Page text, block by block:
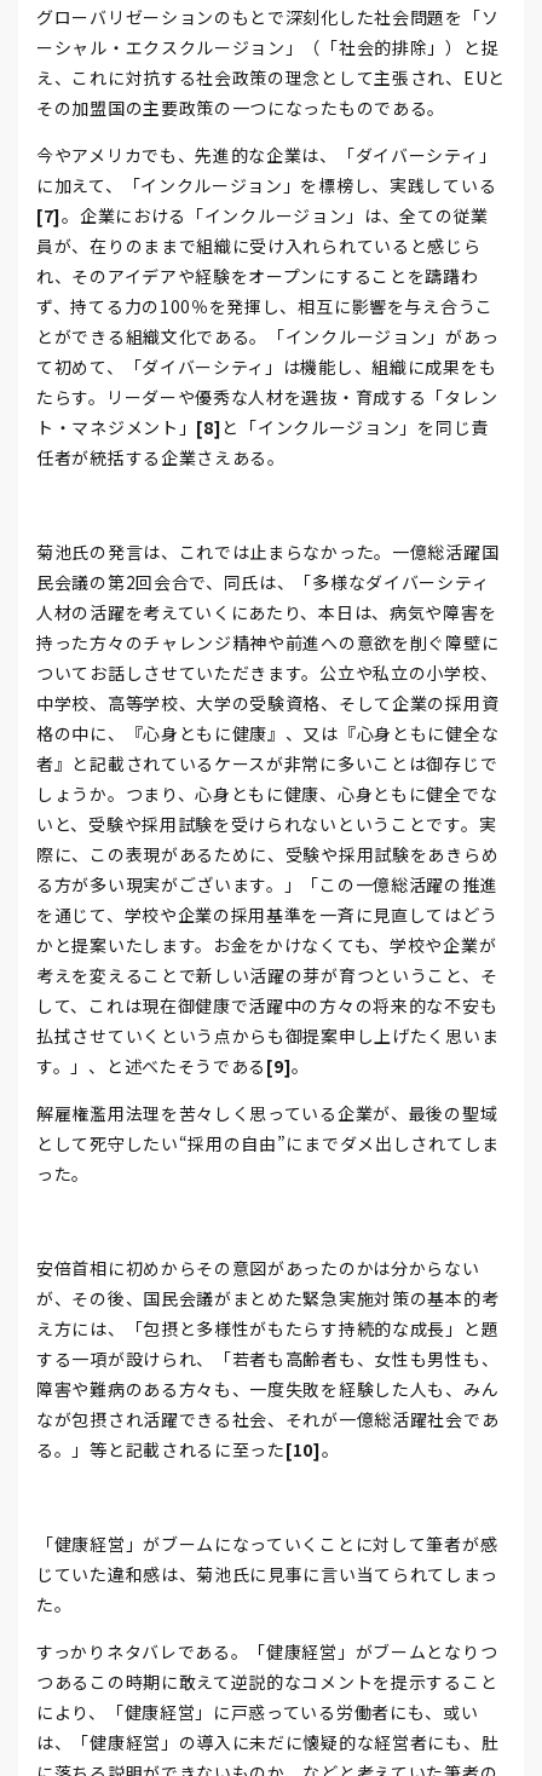
グローバリゼーションのもとで深刻化した社会問題を「ソ
ーシャル・エクスクルージョン」（「社会的排除」）と捉
え、これに対抗する社会政策の理念として主張され、EUと
その加盟国の主要政策の一つになったものである。
今やアメリカでも、先進的な企業は、「ダイバーシティ」
に加えて、「インクルージョン」を標榜し、実践している
[7]。企業における「インクルージョン」は、全ての従業
員が、在りのままで組織に受け入れられていると感じら
れ、そのアイデアや経験をオープンにすることを躊躇わ
ず、持てる力の100％を発揮し、相互に影響を与え合うこ
とができる組織文化である。「インクルージョン」があっ
て初めて、「ダイバーシティ」は機能し、組織に成果をも
たらす。リーダーや優秀な人材を選抜・育成する「タレン
ト・マネジメント」 [8]と「インクルージョン」を同じ責
任者が統括する企業さえある。
菊池氏の発言は、これでは止まらなかった。一億総活躍国
民会議の第2回会合で、同氏は、「多様なダイバーシティ
人材の活躍を考えていくにあたり、本日は、病気や障害を
持った方々のチャレンジ精神や前進への意欲を削ぐ障壁に
ついてお話しさせていただきます。公立や私立の小学校、
中学校、高等学校、大学の受験資格、そして企業の採用資
格の中に、『心身ともに健康』、又は『心身ともに健全な
者』と記載されているケースが非常に多いことは御存じで
しょうか。つまり、心身ともに健康、心身ともに健全でな
いと、受験や採用試験を受けられないということです。実
際に、この表現があるために、受験や採用試験をあきらめ
る方が多い現実がございます。」「この一億総活躍の推進
を通じて、学校や企業の採用基準を一斉に見直してはどう
かと提案いたします。お金をかけなくても、学校や企業が
考えを変えることで新しい活躍の芽が育つということ、そ
して、これは現在御健康で活躍中の方々の将来的な不安も
払拭させていくという点からも御提案申し上げたく思いま
す。」、と述べたそうである [9]。
解雇権濫用法理を苦々しく思っている企業が、最後の聖域
として死守したい“採用の自由”にまでダメ出しされてしま
った。
安倍首相に初めからその意図があったのかは分からない
が、その後、国民会議がまとめた緊急実施対策の基本的考
え方には、「包摂と多様性がもたらす持続的な成長」と題
する一項が設けられ、「若者も高齢者も、女性も男性も、
障害や難病のある方々も、一度失敗を経験した人も、みん
なが包摂され活躍できる社会、それが一億総活躍社会であ
る。」等と記載されるに至った[10]。
「健康経営」がブームになっていくことに対して筆者が感
じていた違和感は、菊池氏に見事に言い当てられてしまっ
た。
すっかりネタバレである。「健康経営」がブームとなりつ
つあるこの時期に敢えて逆説的なコメントを提示すること
により、「健康経営」に戸惑っている労働者にも、或い
は、「健康経営」の導入に未だに懐疑的な経営者にも、肚